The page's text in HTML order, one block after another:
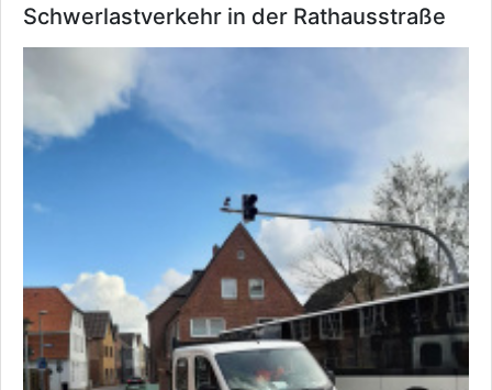
Schwerlastverkehr in der Rathausstraße